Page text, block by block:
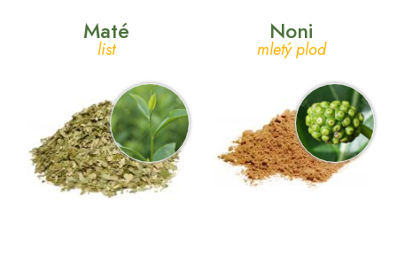
Maté
list
Noni
mletý plod